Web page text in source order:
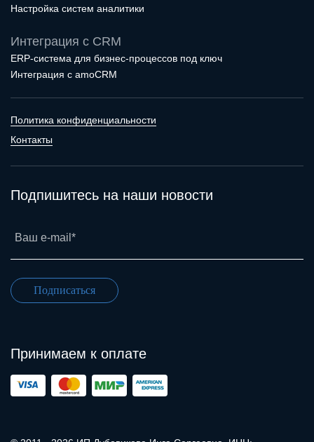
Настройка систем аналитики
Интеграция с CRM
ERP-система для бизнес-процессов под ключ
Интеграция с amoCRM
Политика конфиденциальности
Контакты
Подпишитесь на наши новости
Ваш e-mail*
Подписаться
Принимаем к оплате